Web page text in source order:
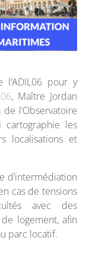
l’ADIL06 pour y
, Maître Jordan
l’Observatoire
cartographie les
localisations et
d’intermédiation
cas de tensions
avec des
logement, afin
parc locatif.